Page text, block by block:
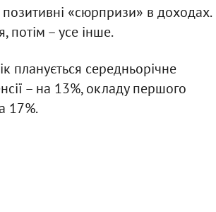
«cюрпризи» в доходах.
потім – усе інше.
планується середньорічне
– на 13%, окладу першого
17%.